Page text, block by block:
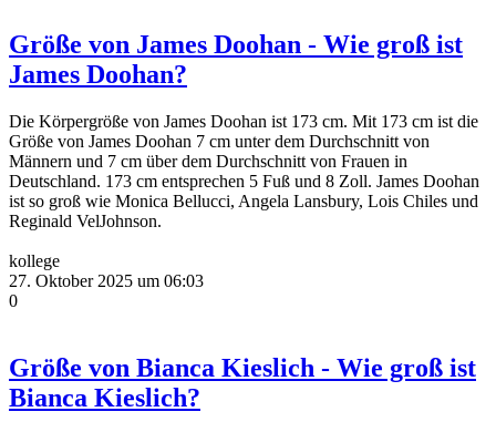
Größe von James Doohan - Wie groß ist
James Doohan?
Die Körpergröße von James Doohan ist 173 cm. Mit 173 cm ist die
Größe von James Doohan 7 cm unter dem Durchschnitt von
Männern und 7 cm über dem Durchschnitt von Frauen in
Deutschland. 173 cm entsprechen 5 Fuß und 8 Zoll. James Doohan
ist so groß wie Monica Bellucci, Angela Lansbury, Lois Chiles und
Reginald VelJohnson.
kollege
27. Oktober 2025 um 06:03
0
Größe von Bianca Kieslich - Wie groß ist
Bianca Kieslich?